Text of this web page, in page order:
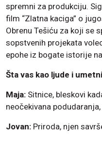
spremni za produkciju.
film “Zlatna kaciga” o
Obrenu Tešiću za koji se
sopstvenih projekata
epohe iz bogate istorije
Šta vas kao ljude i
Maja: Sitnice, bleskovi
neočekivana
Jovan: Priroda, njen